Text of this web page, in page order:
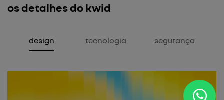
os detalhes do kwid
design tecnologia segurança